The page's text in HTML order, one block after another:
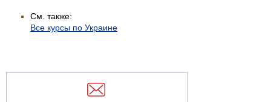
См. также:
Все курсы по Украине